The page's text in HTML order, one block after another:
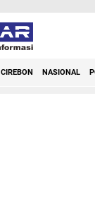
CIREBON NASIONAL